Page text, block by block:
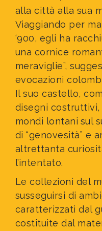
alla città alla sua
Viaggiando per
‘900, egli ha
una cornice
meraviglie”,
evocazioni
Il suo castello,
disegni
mondi lontani sul
di “genovesità” e
altrettanta
l’intentato.
Le collezioni del
susseguirsi di
caratterizzati dal
costituite dal